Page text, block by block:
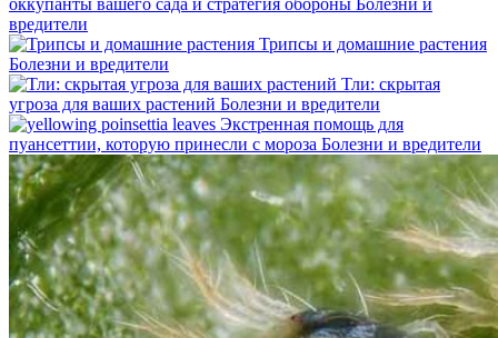
вредители
Трипсы и домашние растения
Болезни и вредители
Тли: скрытая
угроза для ваших растений Болезни и вредители
Экстренная помощь для
пуансеттии, которую принесли с мороза Болезни и вредители